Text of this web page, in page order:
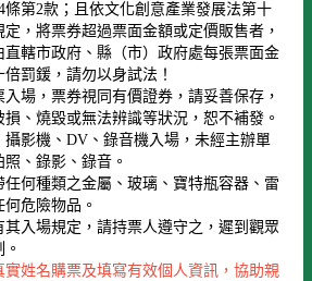
條第2款；且依文化創意產業發展法第十
，將票券超過票面金額或定價販售者，
直轄市政府、縣（市）政府處每張票面金
罰鍰，請勿以身試法！
場，票券視同有價證券，請妥善保存，
、燒毀或無法辨識等狀況，恕不補發。
攝影機、DV、錄音機入場，未經主辦單
、錄影、錄音。
任何種類之金屬、玻璃、寶特瓶容器、雷
危險物品。
其入場規定，請持票人遵守之，遲到觀眾
實姓名購票及填寫有效個人資訊，協助親